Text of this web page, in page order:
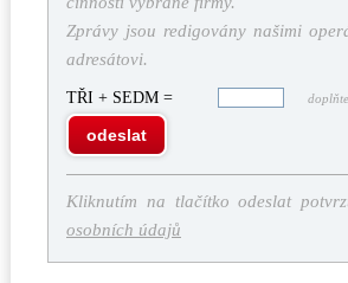
Zprávy jsou redigovány našimi
adresátovi.
TŘI + SEDM =
odeslat
Kliknutím na tlačítko odeslat
osobních údajů